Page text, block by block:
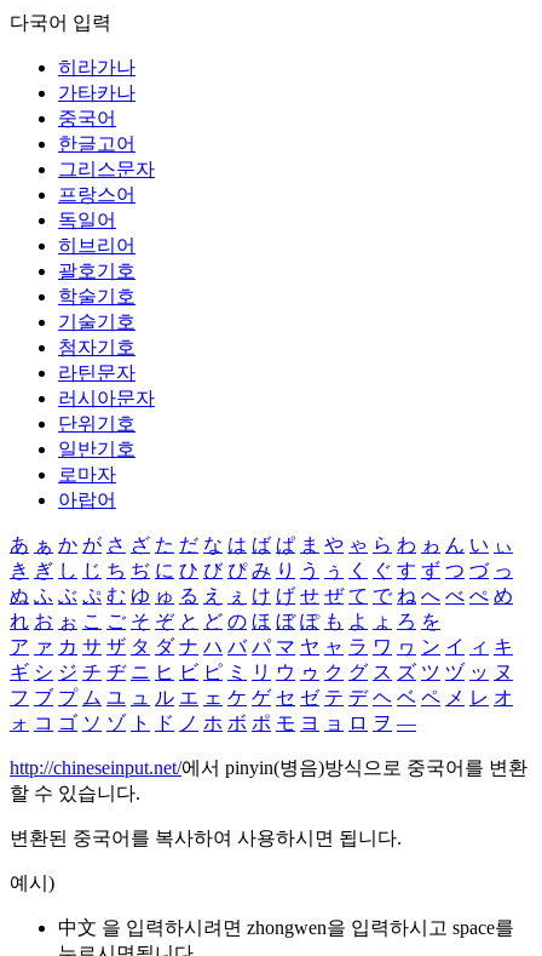
다국어 입력
히라가나
가타카나
중국어
한글고어
그리스문자
프랑스어
독일어
히브리어
괄호기호
학술기호
기술기호
첨자기호
라틴문자
러시아문자
단위기호
일반기호
로마자
아랍어
あ ぁ か が さ ざ た だ な は ば ぱ ま や ゃ ら わ ゎ ん い ぃ
き ぎ し じ ち ぢ に ひ び ぴ み り う ぅ く ぐ す ず つ づ っ
ぬ ふ ぶ ぷ む ゆ ゅ る え ぇ け げ せ ぜ て で ね へ べ ぺ め
れ お ぉ こ ご そ ぞ と ど の ほ ぼ ぽ も よ ょ ろ を
ア ァ カ サ ザ タ ダ ナ ハ バ パ マ ヤ ャ ラ ワ ヮ ン イ ィ キ
ギ シ ジ チ ヂ ニ ヒ ビ ピ ミ リ ウ ゥ ク グ ス ズ ツ ヅ ッ ヌ
フ ブ プ ム ユ ュ ル エ ェ ケ ゲ セ ゼ テ デ ヘ ベ ペ メ レ オ
ォ コ ゴ ソ ゾ ト ド ノ ホ ボ ポ モ ヨ ョ ロ ヲ ―
http://chineseinput.net/에서 pinyin(병음)방식으로 중국어를 변환
할 수 있습니다.
변환된 중국어를 복사하여 사용하시면 됩니다.
예시)
中文 을 입력하시려면 zhongwen을 입력하시고 space를